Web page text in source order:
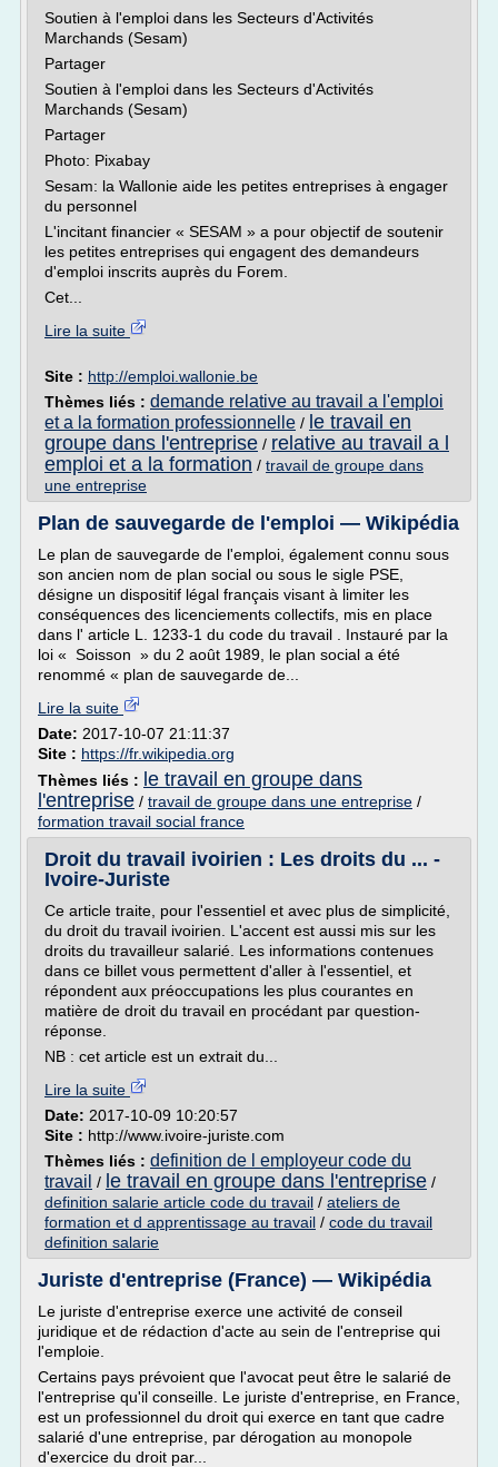
Soutien à l'emploi dans les Secteurs d'Activités
Marchands (Sesam)
Partager
Soutien à l'emploi dans les Secteurs d'Activités
Marchands (Sesam)
Partager
Photo: Pixabay
Sesam: la Wallonie aide les petites entreprises à engager
du personnel
L'incitant financier « SESAM » a pour objectif de soutenir
les petites entreprises qui engagent des demandeurs
d'emploi inscrits auprès du Forem.
Cet...
Lire la suite
Site : http://emploi.wallonie.be
Thèmes liés : demande relative au travail a l'emploi
et a la formation professionnelle / le travail en
groupe dans l'entreprise / relative au travail a l
emploi et a la formation / travail de groupe dans
une entreprise
Plan de sauvegarde de l'emploi — Wikipédia
Le plan de sauvegarde de l'emploi, également connu sous
son ancien nom de plan social ou sous le sigle PSE,
désigne un dispositif légal français visant à limiter les
conséquences des licenciements collectifs, mis en place
dans l' article L. 1233-1 du code du travail . Instauré par la
loi « Soisson » du 2 août 1989, le plan social a été
renommé « plan de sauvegarde de...
Lire la suite
Date: 2017-10-07 21:11:37
Site : https://fr.wikipedia.org
Thèmes liés : le travail en groupe dans
l'entreprise / travail de groupe dans une entreprise /
formation travail social france
Droit du travail ivoirien : Les droits du ... -
Ivoire-Juriste
Ce article traite, pour l'essentiel et avec plus de simplicité,
du droit du travail ivoirien. L'accent est aussi mis sur les
droits du travailleur salarié. Les informations contenues
dans ce billet vous permettent d'aller à l'essentiel, et
répondent aux préoccupations les plus courantes en
matière de droit du travail en procédant par question-
réponse.
NB : cet article est un extrait du...
Lire la suite
Date: 2017-10-09 10:20:57
Site : http://www.ivoire-juriste.com
Thèmes liés : definition de l employeur code du
travail / le travail en groupe dans l'entreprise /
definition salarie article code du travail / ateliers de
formation et d apprentissage au travail / code du travail
definition salarie
Juriste d'entreprise (France) — Wikipédia
Le juriste d'entreprise exerce une activité de conseil
juridique et de rédaction d'acte au sein de l'entreprise qui
l'emploie.
Certains pays prévoient que l'avocat peut être le salarié de
l'entreprise qu'il conseille. Le juriste d'entreprise, en France,
est un professionnel du droit qui exerce en tant que cadre
salarié d'une entreprise, par dérogation au monopole
d'exercice du droit par...